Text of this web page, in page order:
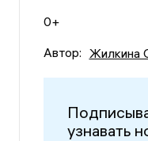
0+
Автор: Жилкина
узнавать